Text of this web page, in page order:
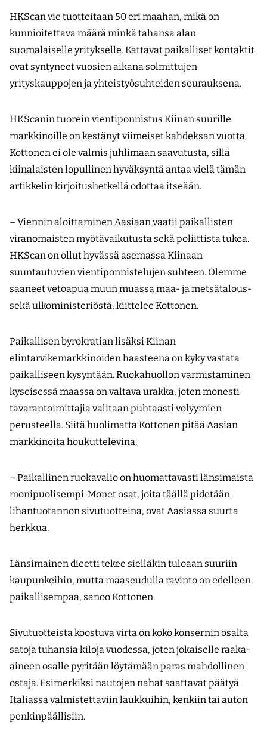
HKScan vie tuotteitaan 50 eri maahan, mikä on
kunnioitettava määrä minkä tahansa alan
suomalaiselle yritykselle. Kattavat paikalliset kontaktit
ovat syntyneet vuosien aikana solmittujen
yrityskauppojen ja yhteistyösuhteiden seurauksena.
HKScanin tuorein vientiponnistus Kiinan suurille
markkinoille on kestänyt viimeiset kahdeksan vuotta.
Kottonen ei ole valmis juhlimaan saavutusta, sillä
kiinalaisten lopullinen hyväksyntä antaa vielä tämän
artikkelin kirjoitushetkellä odottaa itseään.
– Viennin aloittaminen Aasiaan vaatii paikallisten
viranomaisten myötävaikutusta sekä poliittista tukea.
HKScan on ollut hyvässä asemassa Kiinaan
suuntautuvien vientiponnistelujen suhteen. Olemme
saaneet vetoapua muun muassa maa- ja metsätalous-
sekä ulkoministeriöstä, kiittelee Kottonen.
Paikallisen byrokratian lisäksi Kiinan
elintarvikemarkkinoiden haasteena on kyky vastata
paikalliseen kysyntään. Ruokahuollon varmistaminen
kyseisessä maassa on valtava urakka, joten monesti
tavarantoimittajia valitaan puhtaasti volyymien
perusteella. Siitä huolimatta Kottonen pitää Aasian
markkinoita houkuttelevina.
– Paikallinen ruokavalio on huomattavasti länsimaista
monipuolisempi. Monet osat, joita täällä pidetään
lihantuotannon sivutuotteina, ovat Aasiassa suurta
herkkua.
Länsimainen dieetti tekee sielläkin tuloaan suuriin
kaupunkeihin, mutta maaseudulla ravinto on edelleen
paikallisempaa, sanoo Kottonen.
Sivutuotteista koostuva virta on koko konsernin osalta
satoja tuhansia kiloja vuodessa, joten jokaiselle raaka-
aineen osalle pyritään löytämään paras mahdollinen
ostaja. Esimerkiksi nautojen nahat saattavat päätyä
Italiassa valmistettaviin laukkuihin, kenkiin tai auton
penkinpäällisiin.